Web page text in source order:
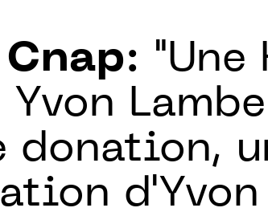
Cnap:
donation,
d'Yvon